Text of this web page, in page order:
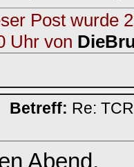
Post wurde
Uhr von
Betreff: Re:
Abend,